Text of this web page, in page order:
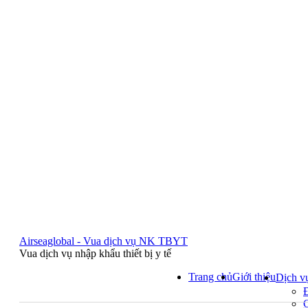
Airseaglobal - Vua dịch vụ NK TBYT
Vua dịch vụ nhập khẩu thiết bị y tế
Trang chủGiới thiệuDịch